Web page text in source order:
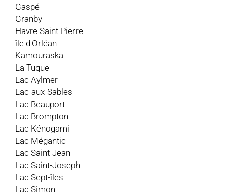
Gaspé
Granby
Havre Saint-Pierre
île d'Orléan
Kamouraska
La Tuque
Lac Aylmer
Lac-aux-Sables
Lac Beauport
Lac Brompton
Lac Kénogami
Lac Mégantic
Lac Saint-Jean
Lac Saint-Joseph
Lac Sept-îles
Lac Simon